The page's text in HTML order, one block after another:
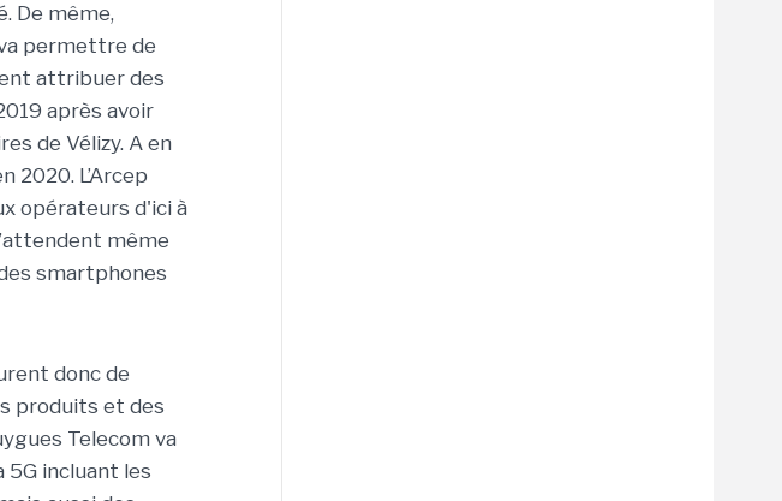
De même,
permettre de
attribuer des
après avoir
de Vélizy. A en
L’Arcep
opérateurs d'ici à
même
smartphones
donc de
produits et des
Telecom va
5G incluant les